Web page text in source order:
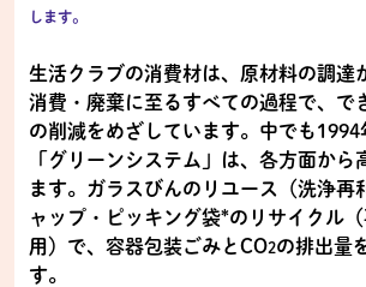
します。
生活クラブの消費材は、原材料の調達
消費・廃棄に至るすべての過程で、で
の削減をめざしています。中でも1994
「グリーンシステム」は、各方面から
ます。ガラスびんのリユース（洗浄再
ャップ・ピッキング袋*のリサイクル（
用）で、容器包装ごみとCO2の排出量
す。